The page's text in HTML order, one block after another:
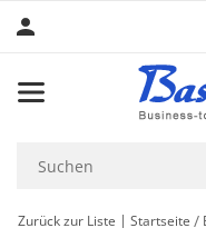
Zurück zur Liste Startseite